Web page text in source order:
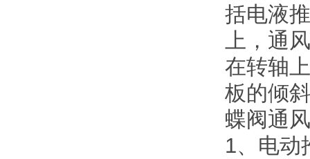
括电液
上，通
在转轴
板的倾
蝶阀通
1、电动